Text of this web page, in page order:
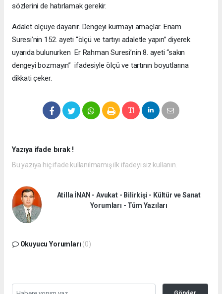
sözlerini de hatırlamak gerekir.
Adalet ölçüye dayanır. Dengeyi kurmayı amaçlar. Enam
Suresi’nin 152. ayeti “ölçü ve tartıyı adaletle yapın” diyerek
uyarıda bulunurken Er Rahman Suresi’nin 8. ayeti “sakın
dengeyi bozmayın” ifadesiyle ölçü ve tartının boyutlarına
dikkati çeker.
Yazıya ifade bırak !
Bu yazıya hiç ifade kullanılmamış ilk ifadeyi siz kullanın.
Atilla İNAN - Avukat - Bilirkişi - Kültür ve Sanat
Yorumları - Tüm Yazıları
Okuyucu Yorumları (0)